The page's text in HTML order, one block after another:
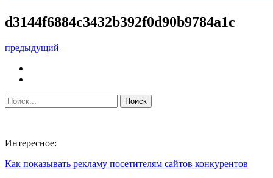
d3144f6884c3432b392f0d90b9784a1c
предыдущий
Интересное:
Как показывать рекламу посетителям сайтов конкурентов